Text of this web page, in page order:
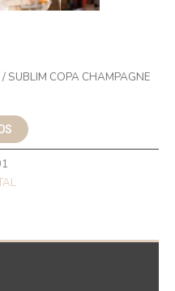
/ SUBLIM COPA CHAMPAGNE